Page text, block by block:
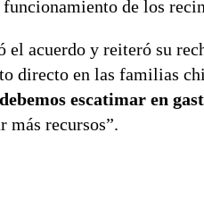
de los
acuerdo y reiteró su
directo en las familias
escatimar en
más recursos”.